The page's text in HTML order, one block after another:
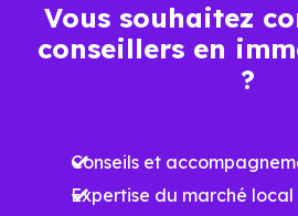
Vous souhaitez
conseillers en
?
Conseils et
Expertise du marché local